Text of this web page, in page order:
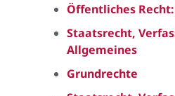
Öffentliches
Staatsrecht,
Allgemeines
Grundrechte